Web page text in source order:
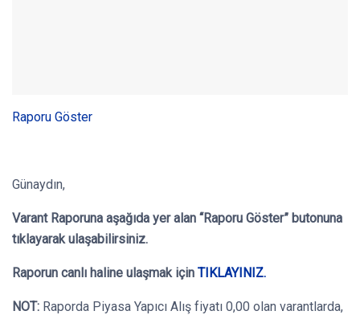
Raporu Göster
Günaydın,
Varant Raporuna aşağıda yer alan “Raporu Göster” butonuna
tıklayarak ulaşabilirsiniz.
Raporun canlı haline ulaşmak için TIKLAYINIZ.
NOT: Raporda Piyasa Yapıcı Alış fiyatı 0,00 olan varantlarda,